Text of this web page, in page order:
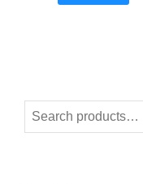
Search
for: